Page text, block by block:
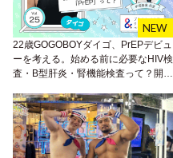
22歳GOGOBOYダイゴ、PrEPデビュ
ーを考える。始める前に必要なHIV検
査・B型肝炎・腎機能検査って？開始
～聞きにくいことは小堀先生に聞け
ばイイ！（Vol.25）